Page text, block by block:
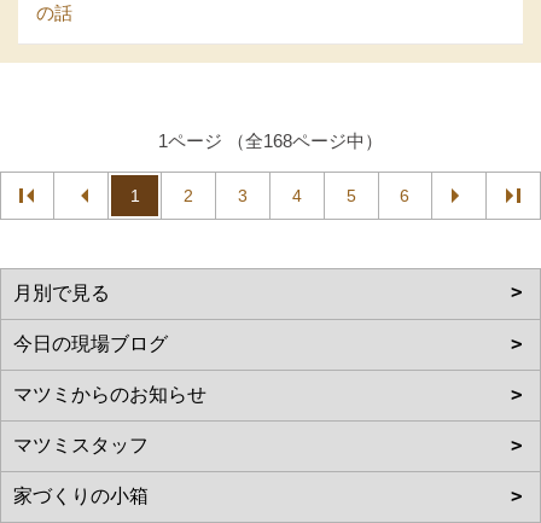
の話
1ページ （全168ページ中）
1 2 3 4 5 6